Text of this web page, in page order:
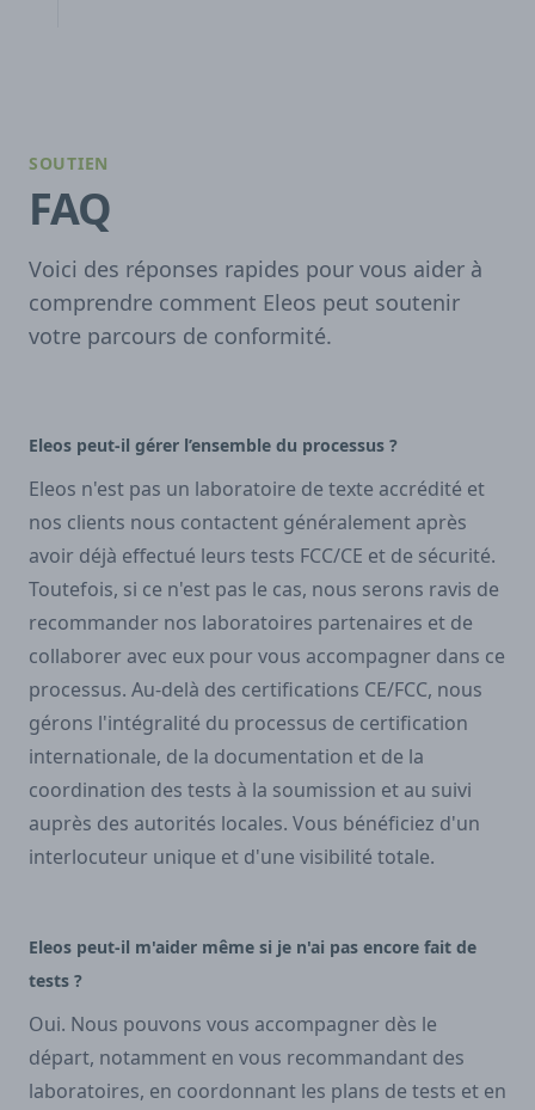
SOUTIEN
FAQ
Voici des réponses rapides pour vous aider à
comprendre comment Eleos peut soutenir
votre parcours de conformité.
Eleos peut-il gérer l’ensemble du processus ?
Eleos n'est pas un laboratoire de texte accrédité et
nos clients nous contactent généralement après
avoir déjà effectué leurs tests FCC/CE et de sécurité.
Toutefois, si ce n'est pas le cas, nous serons ravis de
recommander nos laboratoires partenaires et de
collaborer avec eux pour vous accompagner dans ce
processus. Au-delà des certifications CE/FCC, nous
gérons l'intégralité du processus de certification
internationale, de la documentation et de la
coordination des tests à la soumission et au suivi
auprès des autorités locales. Vous bénéficiez d'un
interlocuteur unique et d'une visibilité totale.
Eleos peut-il m'aider même si je n'ai pas encore fait de
tests ?
Oui. Nous pouvons vous accompagner dès le
départ, notamment en vous recommandant des
laboratoires, en coordonnant les plans de tests et en